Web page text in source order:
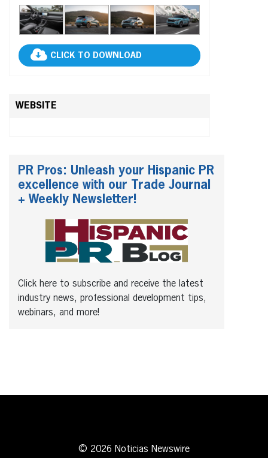
CLICK TO DOWNLOAD
WEBSITE
PR Pros: Unleash your Hispanic PR
excellence with our Trade Journal
+ Weekly Newsletter!
Click here to subscribe and receive the latest
industry news, professional development tips,
webinars, and more!
© 2026 Noticias Newswire